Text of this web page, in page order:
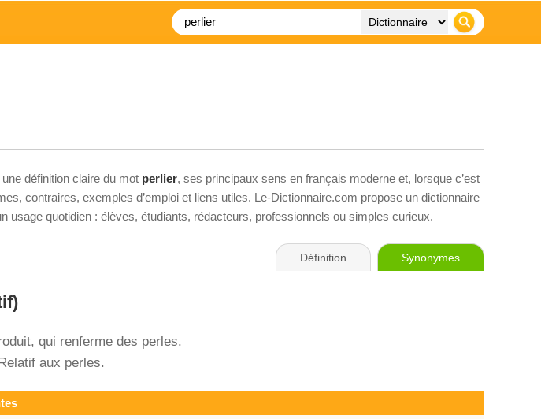
définition claire du mot perlier, ses principaux sens en français moderne et, lorsque c’est
contraires, exemples d’emploi et liens utiles. Le-Dictionnaire.com propose un dictionnaire
usage quotidien : élèves, étudiants, rédacteurs, professionnels ou simples curieux.
Définition Synonymes
qui renferme des perles.
aux perles.